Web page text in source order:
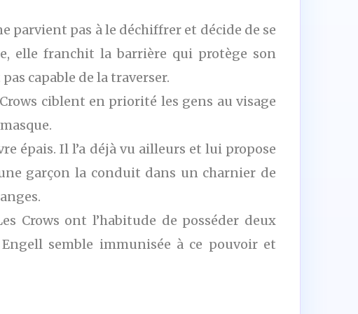
parvient pas à le déchiffrer et décide de se
elle franchit la barrière qui protège son
capable de la traverser.
ciblent en priorité les gens au visage
épais. Il l’a déjà vu ailleurs et lui propose
garçon la conduit dans un charnier de
Crows ont l’habitude de posséder deux
semble immunisée à ce pouvoir et